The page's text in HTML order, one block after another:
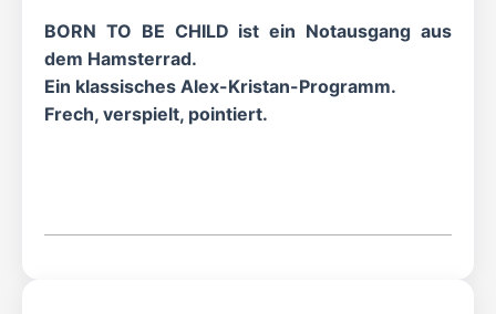
BORN TO BE CHILD ist ein Notausgang aus
dem Hamsterrad.
Ein klassisches Alex-Kristan-Programm.
Frech, verspielt, pointiert.